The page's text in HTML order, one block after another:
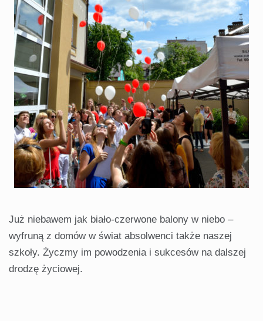
Już niebawem jak biało-czerwone balony w niebo –
wyfruną z domów w świat absolwenci także naszej
szkoły. Życzmy im powodzenia i sukcesów na dalszej
drodzę życiowej.